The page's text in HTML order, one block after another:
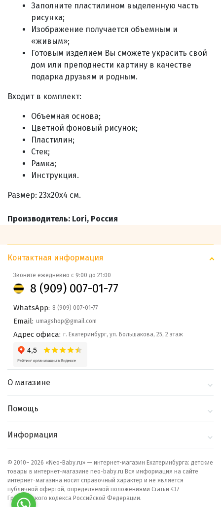
Заполните пластилином выделенную часть
рисунка;
Изображение получается объемным и
«живым»;
Готовым изделием Вы сможете украсить свой
дом или преподнести картину в качестве
подарка друзьям и родным.
Входит в комплект:
Объемная основа;
Цветной фоновый рисунок;
Пластилин;
Стек;
Рамка;
Инструкция.
Размер: 23х20х4 см.
Производитель: Lori, Россия
Контактная информация
Звоните ежедневно с 9:00 до 21:00
8 (909) 007-01-77
WhatsApp: 8 (909) 007-01-77
Email: umagshop@gmail.com
Адрес офиса: г. Екатеринбург, ул. Большакова, 25, 2 этаж
О магазине
Блог
Помощь
Как сделать заказ
Информация
© 2010– 2026 «Neo-Baby.ru» — интернет-магазин Екатеринбурга: детские
товары в интернет-магазине neo-baby.ru Вся информация на сайте
интернет-магазина носит справочный характер и не является
публичной офертой, определяемой положениями Статьи 437
Гражданского кодекса Российской Федерации.